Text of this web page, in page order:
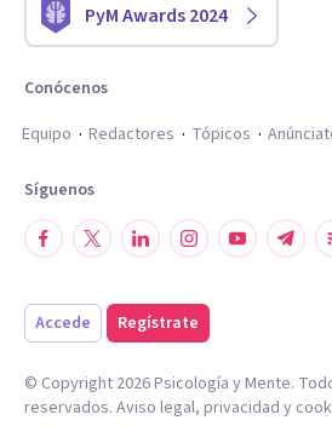
PyM Awards 2024
Conócenos
Equipo
Redactores Tópicos
Síguenos
Accede Regístrate
© Copyright 2026Psicología y Mente.
reservados. Aviso legal, privacidad y